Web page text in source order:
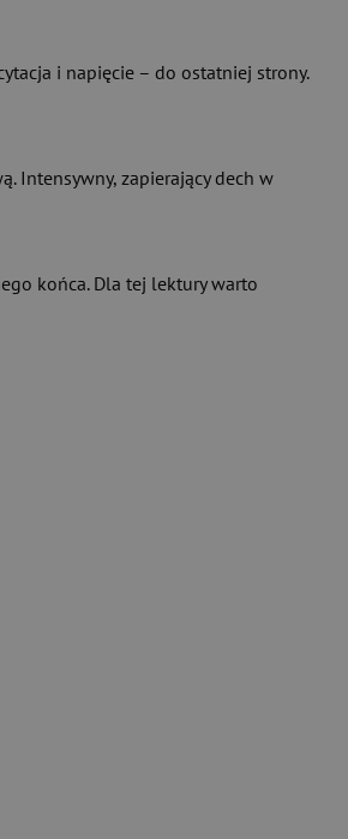
i napięcie – do ostatniej strony.
Intensywny, zapierający dech w
końca. Dla tej lektury warto